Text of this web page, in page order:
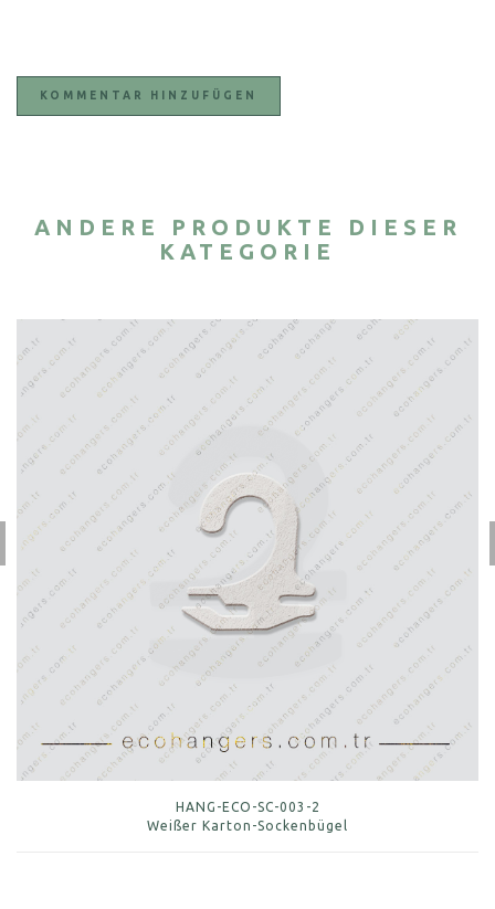
KOMMENTAR HINZUFÜGEN
ANDERE PRODUKTE DIESER
KATEGORIE
HANG-ECO-SC-003-2
Weißer Karton-Sockenbügel